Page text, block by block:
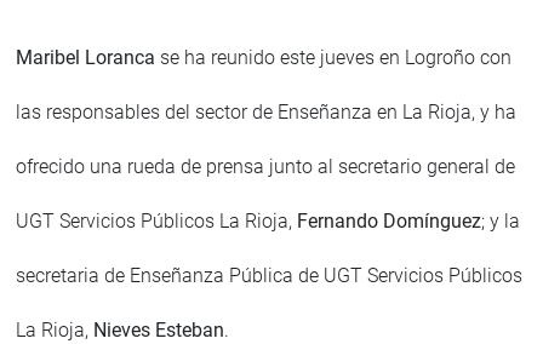
Maribel Loranca se ha reunido este jueves en Logroño con
las responsables del sector de Enseñanza en La Rioja, y ha
ofrecido una rueda de prensa junto al secretario general de
UGT Servicios Públicos La Rioja, Fernando Domínguez; y la
secretaria de Enseñanza Pública de UGT Servicios Públicos
La Rioja, Nieves Esteban.